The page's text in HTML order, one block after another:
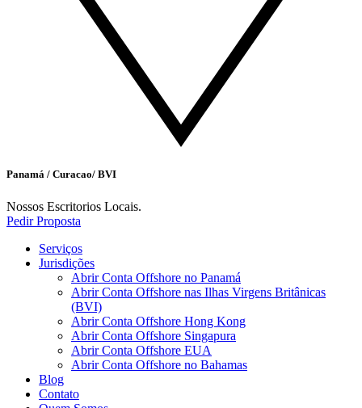
Panamá / Curacao/ BVI
Nossos Escritorios Locais.
Pedir Proposta
Serviços
Jurisdições
Abrir Conta Offshore no Panamá
Abrir Conta Offshore nas Ilhas Virgens Britânicas
(BVI)
Abrir Conta Offshore Hong Kong
Abrir Conta Offshore Singapura
Abrir Conta Offshore EUA
Abrir Conta Offshore no Bahamas
Blog
Contato